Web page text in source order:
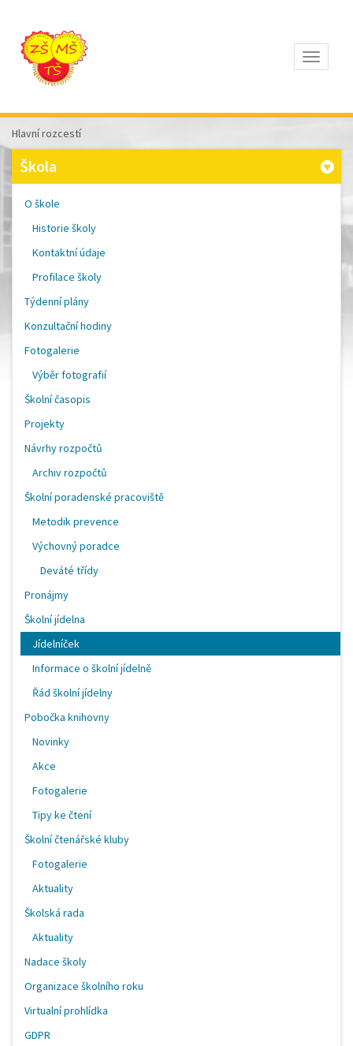
ZÁKLADNÍ
ŠKOLA
TOMÁŠE
ŠOBRA
A
MATEŘSKÁ
ÍSEK
Hlavní rozcestí
Škola
O škole
Historie školy
Kontaktní údaje
Profilace školy
Týdenní plány
Konzultační hodiny
Fotogalerie
Výběr fotografií
Školní časopis
Projekty
Návrhy rozpočtů
Archiv rozpočtů
Školní poradenské pracoviště
Metodik prevence
Výchovný poradce
Deváté třídy
Pronájmy
Školní jídelna
Jídelníček
Informace o školní jídelně
Řád školní jídelny
Pobočka knihovny
Novinky
Akce
Fotogalerie
Tipy ke čtení
Školní čtenářské kluby
Fotogalerie
Aktuality
Školská rada
Aktuality
Nadace školy
Organizace školního roku
Virtualní prohlídka
GDPR